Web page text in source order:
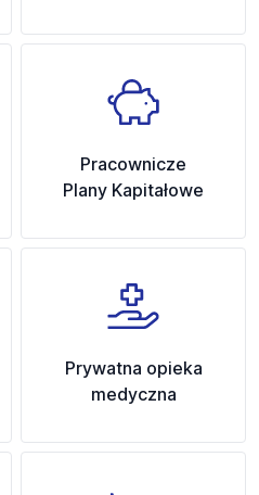
Pracownicze
Plany Kapitałowe
Prywatna opieka
medyczna